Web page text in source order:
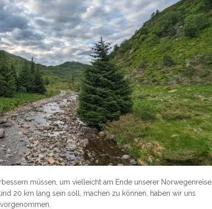
müssen, um vielleicht am Ende unserer Norwegenreise
20 km lang sein soll, machen zu können, haben wir uns